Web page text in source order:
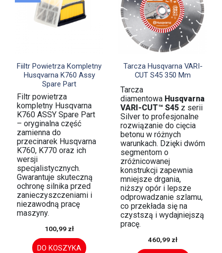
Szybki podgląd
Fiiltr Powietrza Kompletny
Husqvarna K760 Assy
Spare Part
Filtr powietrza
kompletny Husqvarna
K760 ASSY Spare Part
– oryginalna część
zamienna do
przecinarek Husqvarna
K760, K770 oraz ich
wersji
specjalistycznych.
Gwarantuje skuteczną
ochronę silnika przed
zanieczyszczeniami i
niezawodną pracę
maszyny.
100,99 zł
DO KOSZYKA
Szybki podgląd
Tarcza Husqvarna VARI-
CUT S45 350 Mm
Tarcza
diamentowa Husqvarna
VARI-CUT™ S45z serii
Silver to profesjonalne
rozwiązanie do cięcia
betonu w różnych
warunkach. Dzięki dwóm
segmentom o
zróżnicowanej
konstrukcji zapewnia
mniejsze drgania,
niższy opór i lepsze
odprowadzanie szlamu,
co przekłada się na
czystszą i wydajniejszą
pracę.
460,99 zł